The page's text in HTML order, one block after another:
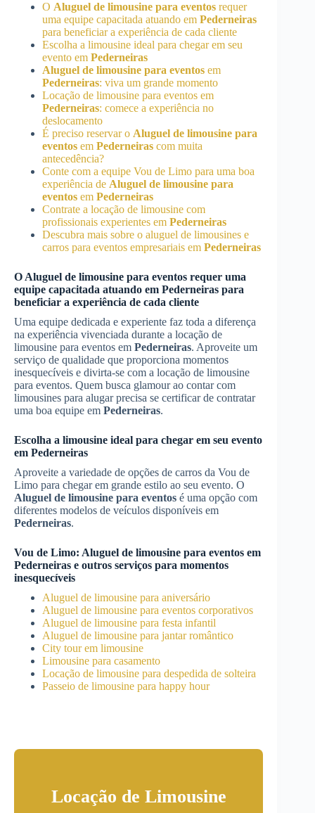
O Aluguel de limousine para eventos requer
uma equipe capacitada atuando em Pederneiras
para beneficiar a experiência de cada cliente
Escolha a limousine ideal para chegar em seu
evento em Pederneiras
Aluguel de limousine para eventos em
Pederneiras: viva um grande momento
Locação de limousine para eventos em
Pederneiras: comece a experiência no
deslocamento
É preciso reservar o Aluguel de limousine para
eventos em Pederneiras com muita
antecedência?
Conte com a equipe Vou de Limo para uma boa
experiência de Aluguel de limousine para
eventos em Pederneiras
Contrate a locação de limousine com
profissionais experientes em Pederneiras
Descubra mais sobre o aluguel de limousines e
carros para eventos empresariais em Pederneiras
O Aluguel de limousine para eventos requer uma
equipe capacitada atuando em Pederneiras para
beneficiar a experiência de cada cliente
Uma equipe dedicada e experiente faz toda a diferença
na experiência vivenciada durante a locação de
limousine para eventos em Pederneiras. Aproveite um
serviço de qualidade que proporciona momentos
inesquecíveis e divirta-se com a locação de limousine
para eventos. Quem busca glamour ao contar com
limousines para alugar precisa se certificar de contratar
uma boa equipe em Pederneiras.
Escolha a limousine ideal para chegar em seu evento
em Pederneiras
Aproveite a variedade de opções de carros da Vou de
Limo para chegar em grande estilo ao seu evento. O
Aluguel de limousine para eventos é uma opção com
diferentes modelos de veículos disponíveis em
Pederneiras.
Vou de Limo: Aluguel de limousine para eventos em
Pederneiras e outros serviços para momentos
inesquecíveis
Aluguel de limousine para aniversário
Aluguel de limousine para eventos corporativos
Aluguel de limousine para festa infantil
Aluguel de limousine para jantar romântico
City tour em limousine
Limousine para casamento
Locação de limousine para despedida de solteira
Passeio de limousine para happy hour
Locação de Limousine